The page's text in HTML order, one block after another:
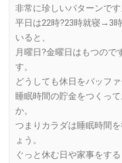
非常に珍しいパターンです
平日は22時?23時就寝→3
いると、
月曜日?金曜日はもつので
す。
どうしても休日をバッフ
睡眠時間の貯金をつくっ
か。
つまりカラダは睡眠時間
ょう。
ぐっと休む日や家事をす